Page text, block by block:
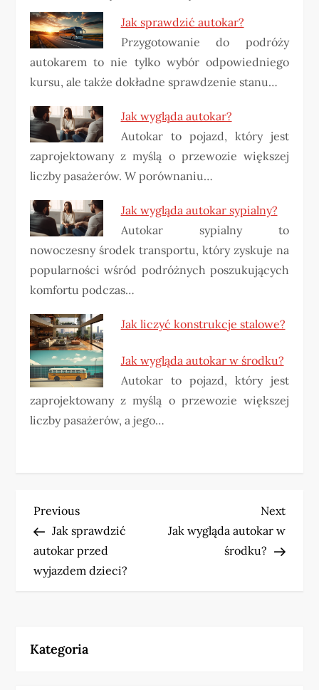
Jak sprawdzić autokar?
Przygotowanie do podróży
autokarem to nie tylko wybór odpowiedniego
kursu, ale także dokładne sprawdzenie stanu…
Jak wygląda autokar?
Autokar to pojazd, który jest
zaprojektowany z myślą o przewozie większej
liczby pasażerów. W porównaniu…
Jak wygląda autokar sypialny?
Autokar sypialny to
nowoczesny środek transportu, który zyskuje na
popularności wśród podróżnych poszukujących
komfortu podczas…
Jak liczyć konstrukcje stalowe?
Jak wygląda autokar w środku?
Autokar to pojazd, który jest
zaprojektowany z myślą o przewozie większej
liczby pasażerów, a jego…
N
a
w
g
Previous
Post
Previous
Jak sprawdzić
autokar przed
wyjazdem dzieci?
Next
Post
Next
Jak wygląda autokar w
środku?
Kategoria